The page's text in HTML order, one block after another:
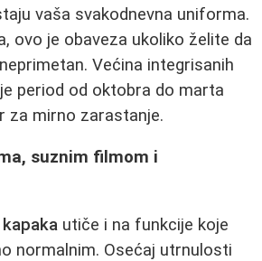
vaša svakodnevna uniforma.
ovo je obaveza ukoliko želite da
Većina integrisanih
period od oktobra do marta
za mirno zarastanje.
suznim filmom i
utiče i na funkcije koje
normalnim. Osećaj utrnulosti